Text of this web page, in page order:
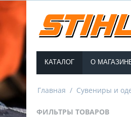
КАТАЛОГ О
Главная / Сувениры и
ФИЛЬТРЫ ТОВАРОВ